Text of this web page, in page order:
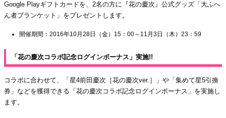
Google Playギフトカードを、2名の方に『花の慶次』公式グッズ「大ふへ
ん者ブランケット」をプレゼントします。
開催期間：2016年10月28日（金）15：00～11月3日（木）23：59
「花の慶次コラボ記念ログインボーナス」実施!!
コラボに合わせて、「星4前田慶次［花の慶次ver.］」や「集めて星5引換
券」などを獲得できる「花の慶次コラボ記念ログインボーナス」を実施し
ます。